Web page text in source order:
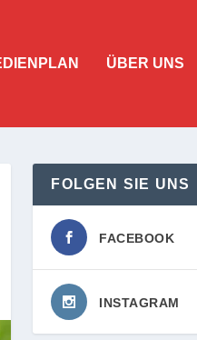
ÜBER UNS
FOLGEN SIE UNS
FACEBOOK
INSTAGRAM